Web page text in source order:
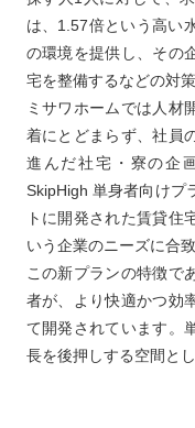
は、1.57倍という高い
の環境を提供し、その
宅を整備するなどの対策
ミサワホームでは人材
着にとどまらず、社員
進んだ社宅・寮の企
SkipHigh 単身者向けプ
トに開発された賃貸住
いう企業のニーズに合致
この新プランの特徴で
者が、より快適かつ効
て開発されています。
長を後押しする空間と